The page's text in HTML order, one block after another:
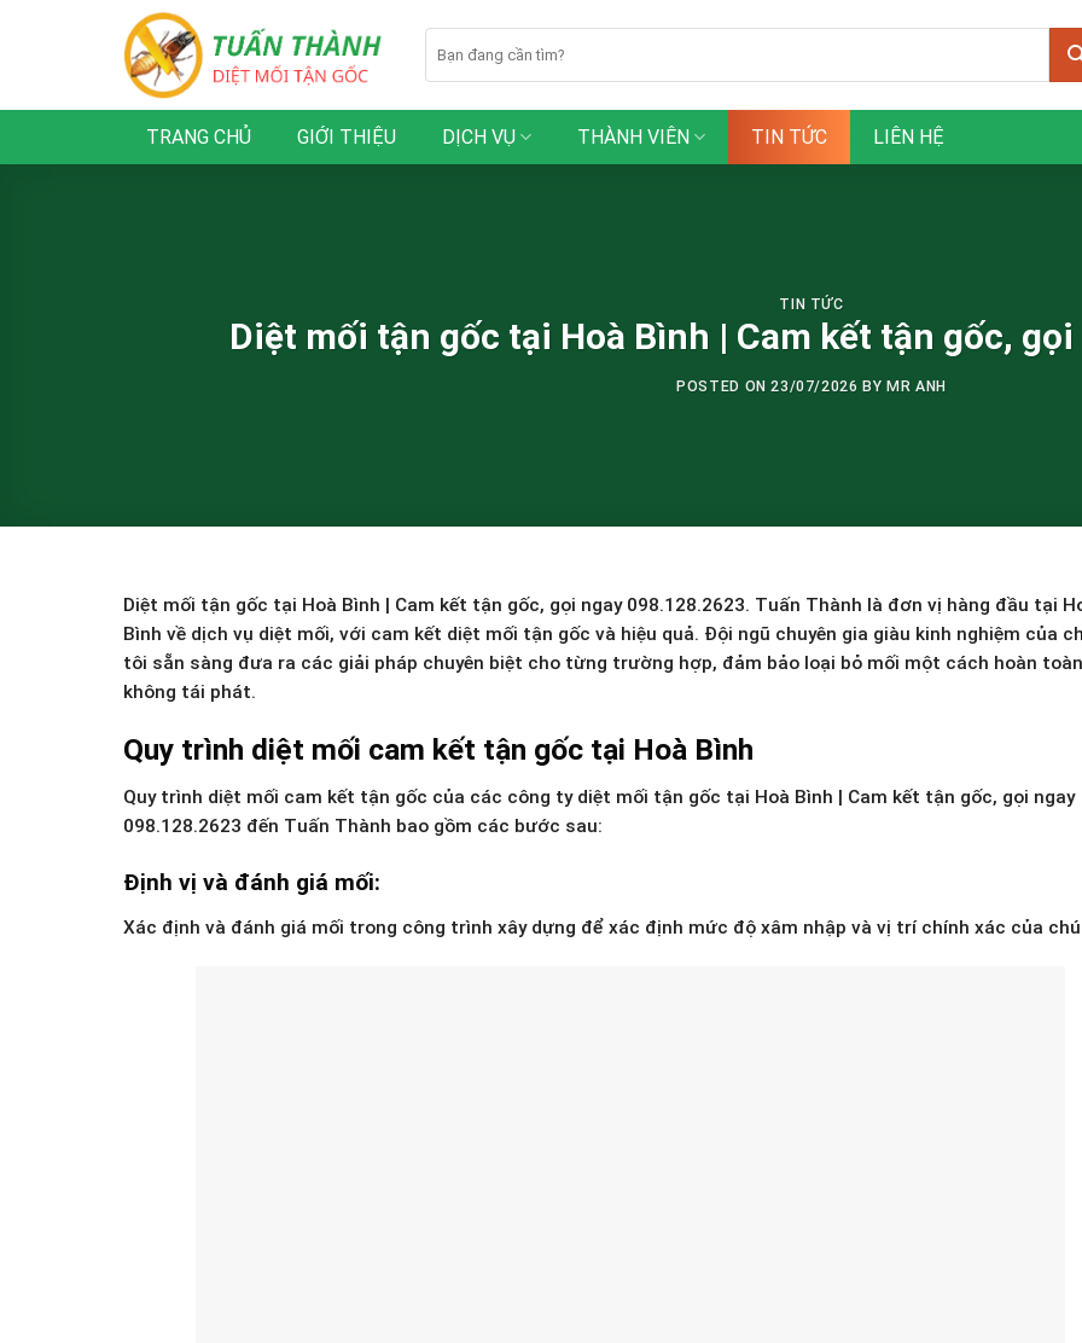
TRANG CHỦ GIỚI THIỆU DỊCH VỤ THÀNH VIÊN TIN TỨC LIÊN HỆ
TIN TỨC
Diệt mối tận gốc tại Hoà Bình | Cam kết tận gốc,
POSTED ON23/07/2026 BY MR ANH
Diệt mối tận gốc tại Hoà Bình | Cam kết tận gốc, gọi ngay 098.128.2623. Tuấn Thành là đơn vị hàng đầu tại
Bình về dịch vụ diệt mối, với cam kết diệt mối tận gốc và hiệu quả. Đội ngũ chuyên gia giàu kinh nghiệm của
tôi sẵn sàng đưa ra các giải pháp chuyên biệt cho từng trường hợp, đảm bảo loại bỏ mối một cách hoàn
không tái phát.
Quy trình diệt mối cam kết tận gốc tại Hoà Bình
Quy trình diệt mối cam kết tận gốc của các công ty diệt mối tận gốc tại Hoà Bình | Cam kết tận gốc, gọi ngay
098.128.2623 đến Tuấn Thành bao gồm các bước sau:
Định vị và đánh giá mối:
Xác định và đánh giá mối trong công trình xây dựng để xác định mức độ xâm nhập và vị trí chính xác của